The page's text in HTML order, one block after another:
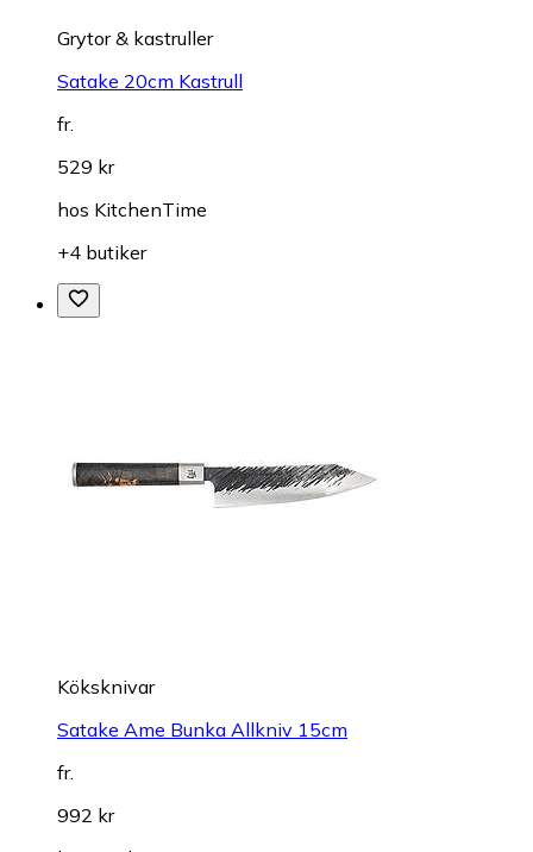
Grytor & kastruller
Satake 20cm Kastrull
fr.
529 kr
hos KitchenTime
+4 butiker
Köksknivar
Satake Ame Bunka Allkniv 15cm
fr.
992 kr